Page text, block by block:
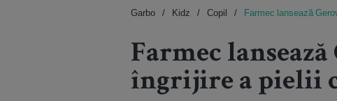
Garbo Kidz Copil Farmec lansează
Farmec
îngrijire a pielii